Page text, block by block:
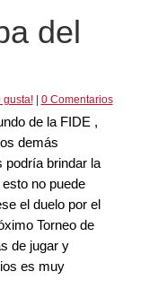
del
gusta!| 0 Comentarios
de la FIDE ,
demás
podría brindar la
no puede
el duelo por el
Torneo de
de jugar y
es muy